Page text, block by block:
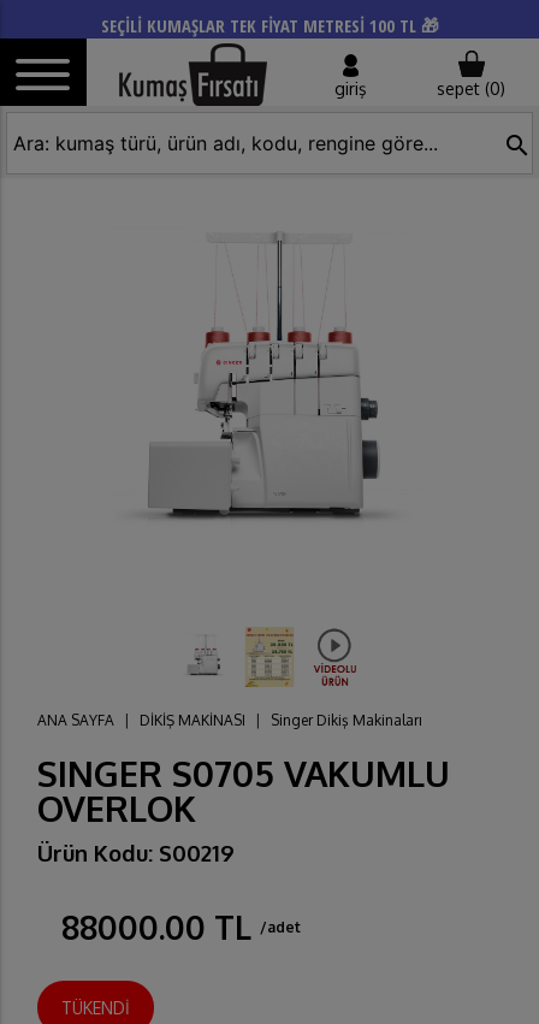
SEÇİLİ KUMAŞLAR TEK FİYAT METRESİ 100 TL 🎁
giriş sepet (0)
search
ANA SAYFA DİKİŞ MAKİNASI Singer Dikiş Makinaları
SINGER S0705 VAKUMLU
OVERLOK
Ürün Kodu: S00219
88000.00 TL /adet
TÜKENDİ